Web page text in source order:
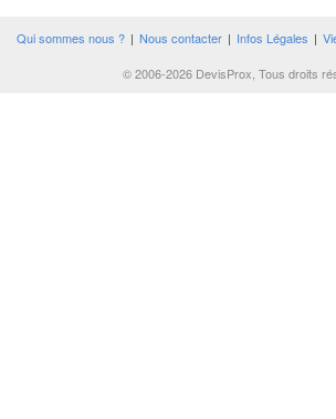
Qui sommes nous ? | Nous contacter | Infos Légales |
© 2006-2026 DevisProx, Tous droits